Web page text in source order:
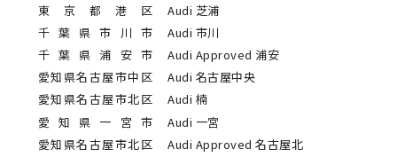
東京都港区
Audi 芝浦
千葉県市川市
Audi 市川
千葉県浦安市
Audi Approved 浦安
愛知県名古屋市中区
Audi 名古屋中央
愛知県名古屋市北区
Audi 楠
愛知県一宮市
Audi 一宮
愛知県名古屋市北区
Audi Approved 名古屋北